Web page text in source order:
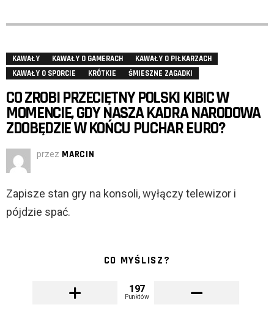
KAWAŁY KAWAŁY O GAMERACH
KAWAŁY O PIŁKARZACH
KAWAŁY O SPORCIE
KRÓTKIE ŚMIESZNE ZAGADKI
CO ZROBI PRZECIĘTNY POLSKI KIBIC W
MOMENCIE, GDY NASZA KADRA NARODOWA
ZDOBĘDZIE W KOŃCU PUCHAR EURO?
przez MARCIN
Zapisze stan gry na konsoli, wyłączy telewizor i
pójdzie spać.
CO MYŚLISZ?
197
Punktów